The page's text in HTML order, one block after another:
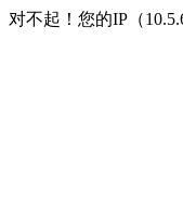
对不起！您的IP（